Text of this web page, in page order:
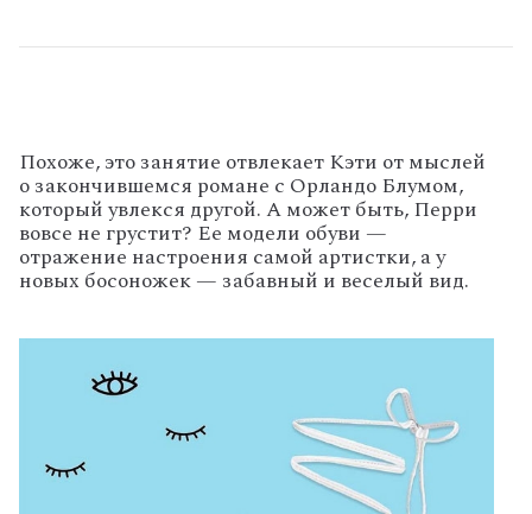
Похоже, это занятие отвлекает Кэти от мыслей
о закончившемся романе с Орландо Блумом,
который увлекся другой. А может быть, Перри
вовсе не грустит? Ее модели обуви —
отражение настроения самой артистки, а у
новых босоножек — забавный и веселый вид.